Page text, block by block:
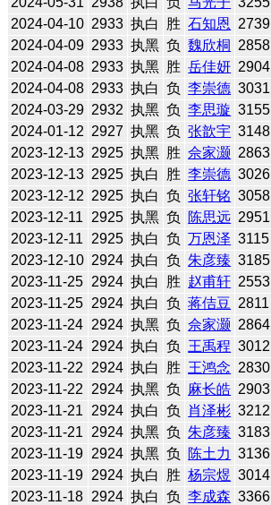
2024-04-10 2933 执白 胜 石知恩 2739
2024-04-09 2933 执黑 负 魏欣桐 2858
2024-04-08 2933 执黑 胜 岳佳妍 2904
2024-04-08 2933 执白 负 李崇德 3031
2024-03-29 2932 执黑 负 李思璇 3155
2024-01-12 2927 执黑 负 张歆宇 3148
2023-12-13 2925 执黑 胜 佘家灏 2863
2023-12-13 2925 执白 胜 李崇德 3026
2023-12-12 2925 执白 负 张轩铭 3058
2023-12-11
2925 执黑 负 陈思远 2951
2023-12-11
2925 执白 负 万恩泽 3115
2023-12-10 2924 执白 负 朱彦臻 3185
2023-11-25 2924 执白 胜 赵甫轩 2553
2023-11-25 2924 执白 负 蒋佶豆 2811
2023-11-24 2924 执黑 负 佘家灏 2864
2023-11-24 2924 执白 负 王禹程 3012
2023-11-22
2924 执白 胜 王鸿念 2830
2023-11-22
2924 执黑 负 麻长皓 2903
2023-11-21
2924 执白 负 肖泽彬 3212
2023-11-21
2924 执黑 负 朱彦臻 3183
2023-11-19 2924 执黑 负 陈土力 3136
2023-11-19 2924 执白 胜 杨宗煜 3014
2023-11-18 2924 执白 负 李成森 3366